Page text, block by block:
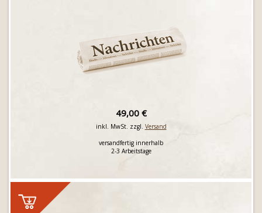
49,00 €
inkl. MwSt. zzgl. Versand
versandfertig innerhalb
2-3 Arbeitstage